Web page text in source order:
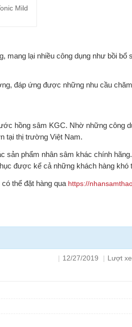
Mild
mang lại nhiều công dụng như bồi bổ
đáp ứng được những nhu cầu
hồng sâm KGC. Nhờ những công
tại thị trường Việt Nam.
sản phẩm nhân sâm khác chính
được kể cả những khách hàng khó
thể đặt hàng qua https://
| 12/27/2019 | Lượt